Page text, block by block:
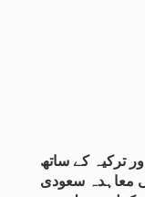
ترکیہ کے ساتھ
معاہدہ سعودی